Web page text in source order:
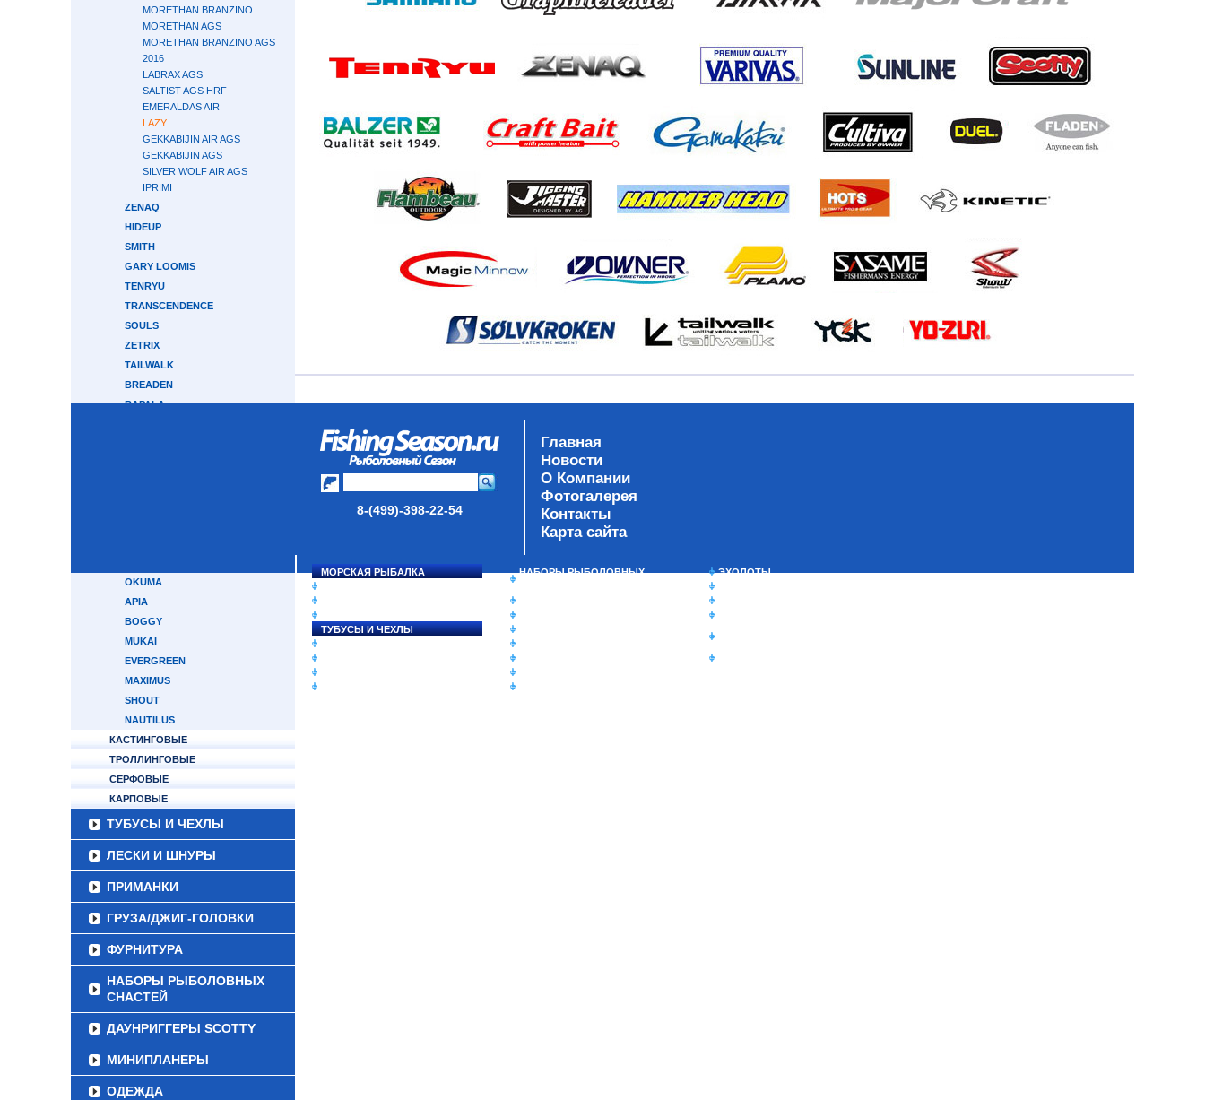
MORETHAN BRANZINO
MORETHAN AGS
MORETHAN BRANZINO AGS
2016
LABRAX AGS
SALTIST AGS HRF
EMERALDAS AIR
LAZY
GEKKABIJIN AIR AGS
GEKKABIJIN AGS
SILVER WOLF AIR AGS
IPRIMI
ZENAQ
HIDEUP
SMITH
GARY LOOMIS
TENRYU
TRANSCENDENCE
SOULS
ZETRIX
TAILWALK
BREADEN
RAPALA
OKUMA
APIA
BOGGY
MUKAI
EVERGREEN
MAXIMUS
SHOUT
NAUTILUS
КАСТИНГОВЫЕ
ТРОЛЛИНГОВЫЕ
СЕРФОВЫЕ
КАРПОВЫЕ
ТУБУСЫ И ЧЕХЛЫ
ЛЕСКИ И ШНУРЫ
ПРИМАНКИ
ГРУЗА/ДЖИГ-ГОЛОВКИ
ФУРНИТУРА
НАБОРЫ РЫБОЛОВНЫХ
СНАСТЕЙ
ДАУНРИГГЕРЫ SCOTTY
МИНИПЛАНЕРЫ
ОДЕЖДА
8-(499)-398-22-54
Главная
Новости
О Компании
Фотогалерея
Контакты
Карта сайта
МОРСКАЯ РЫБАЛКА
ТУБУСЫ И ЧЕХЛЫ
НАБОРЫ РЫБОЛОВНЫХ
ЭХОЛОТЫ